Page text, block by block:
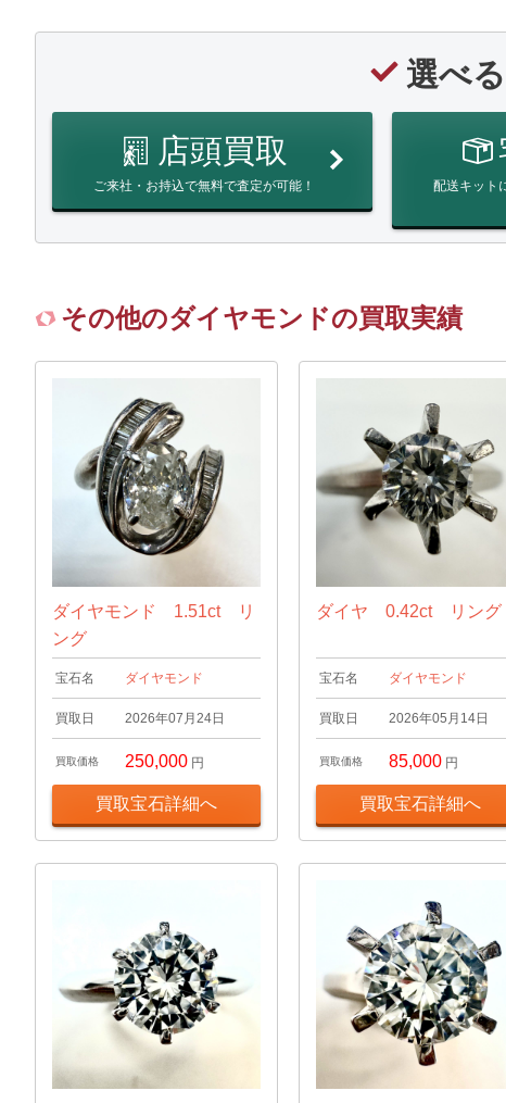
選べる
店頭買取
ご来社・お持込で無料で査定が可能！
配送キット
その他のダイヤモンドの買取実績
ダイヤモンド 1.51ct リ
ング
宝石名 ダイヤモンド
買取日 2026年07月24日
買取価格 250,000 円
買取宝石詳細へ
ダイヤ 0.42ct リング
宝石名 ダイヤモンド
買取日 2026年05月14日
買取価格 85,000 円
買取宝石詳細へ